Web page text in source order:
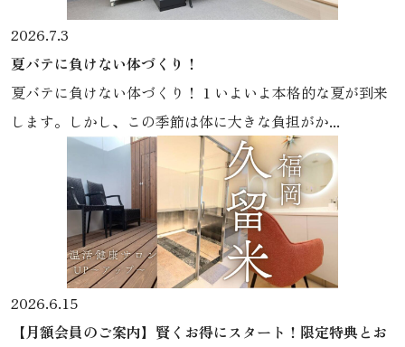
2026.7.3
夏バテに負けない体づくり！
夏バテに負けない体づくり！ 1 いよいよ本格的な夏が到来
します。しかし、この季節は体に大きな負担がか...
2026.6.15
【月額会員のご案内】賢くお得にスタート！限定特典とお